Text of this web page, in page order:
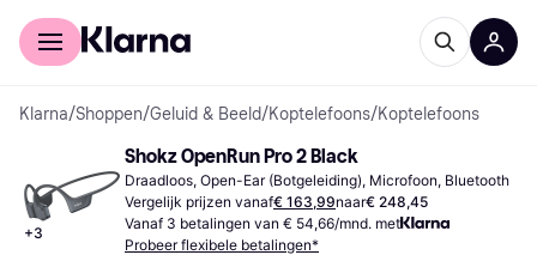
Voor shoppers
Klarna/Shoppen/Geluid & Beeld/Koptelefoons/Koptelefoons
+3
Shokz OpenRun Pro 2 Black
Draadloos, Open-Ear (Botgeleiding), Microfoon, Bluetooth
Vergelijk prijzen vanaf€ 163,99naar€ 248,45
Vanaf 3 betalingen van € 54,66/mnd. met
Probeer flexibele betalingen*